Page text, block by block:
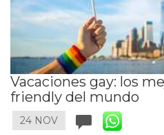
Vacaciones gay: los
friendly del mundo
24 NOV